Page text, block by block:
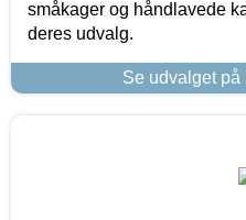
småkager og håndlavede
deres udvalg.
Se udvalget